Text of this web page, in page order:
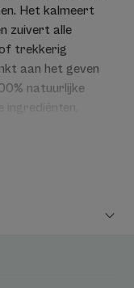
Het kalmeert
zuivert alle
of trekkerig
aan het geven
natuurlijke
beperkt. De
van biologische